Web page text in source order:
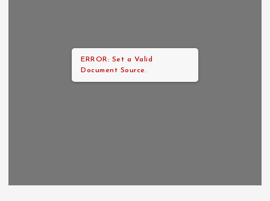
ERROR: Set a Valid
Document Source.